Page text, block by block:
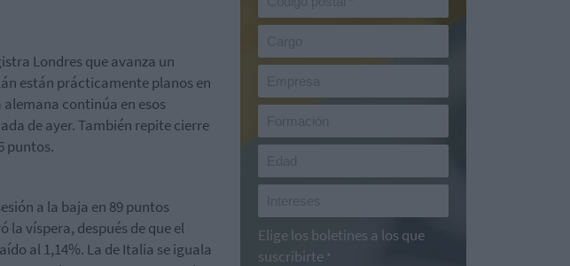
Londres que avanza un
están prácticamente planos en
continúa en esos
de ayer. También repite cierre
puntos.
a la baja en 89 puntos
la víspera, después de que el
al 1,14%. La de Italia se iguala
Elige los boletines a los que
suscribirte *